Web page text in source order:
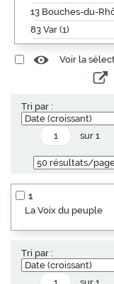
13 Bouches-du-
83 Var (1)
Voir la
Tri par :
sur 1
1
La Voix du peuple
Tri par :